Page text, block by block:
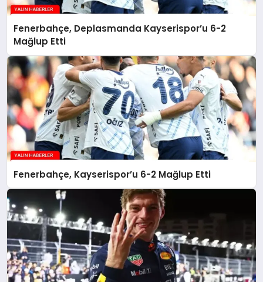
Fenerbahçe, Deplasmanda Kayserispor’u 6-2
Mağlup Etti
Fenerbahçe, Kayserispor’u 6-2 Mağlup Etti